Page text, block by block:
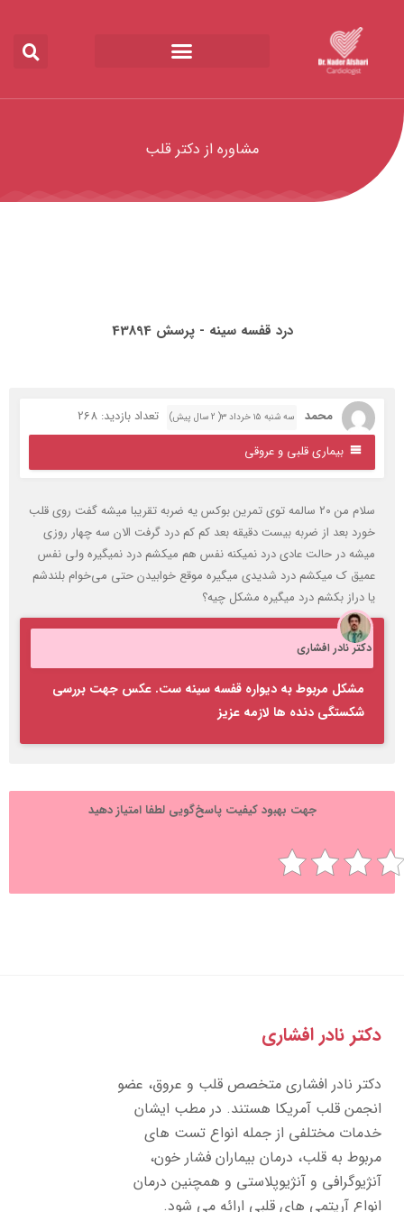
مشاوره از دکتر قلب
درد قفسه سینه - پرسش 43894
محمد سه شنبه ۱۵ خرداد ۳( 2 سال پیش)
تعداد بازدید: 268
بیماری قلبی و عروقی
سلام من ۲۰ سالمه توی تمرین بوکس یه ضربه تقریبا میشه گفت روی قلب
بعد از ضربه بیست دقیقه بعد کم کم درد گرفت الان سه چهار روزی
در حالت عادی درد نمیکنه نفس هم میکشم درد نمیگیره ولی نفس
ک میکشم درد شدیدی میگیره موقع خوابیدن حتی می‌خوام بلندشم
دراز بکشم درد میگیره مشکل چیه؟
دکتر نادر افشاری
مشکل مربوط به دیواره قفسه سینه ست. عکس جهت بررسی
شکستگی دنده ها لازمه عزیز
جهت بهبود کیفیت پاسخ‌گویی لطفا امتیاز دهید
نادر افشاری
نادر افشاری متخصص قلب و عروق، عضو
قلب آمریکا هستند. در مطب ایشان
مختلفی از جمله انواع تست های
به قلب، درمان بیماران فشار خون،
و آنژیوپلاستی و همچنین درمان
آریتمی های قلبی ارائه می شود.